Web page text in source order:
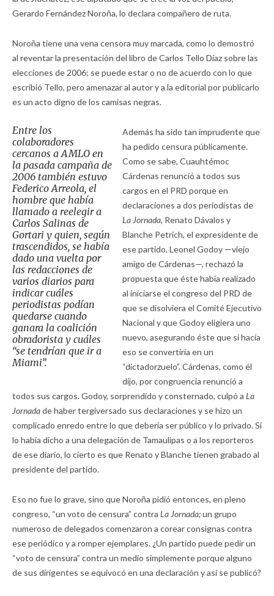
Gerardo Fernández Noroña, lo declara compañero de ruta.
Noroña tiene una vena censora muy marcada, como lo demostró
al reventar la presentación del libro de Carlos Tello Díaz sobre las
elecciones de 2006; se puede estar o no de acuerdo con lo que
escribió Tello, pero amenazar al autor y a la editorial por publicarlo
es un acto digno de los camisas negras.
Entre los
colaboradores
cercanos a AMLO en
la pasada campaña de
2006 también estuvo
Federico Arreola, el
hombre que había
llamado a reelegir a
Carlos Salinas de
Gortari y quien, según
trascendidos, se había
dado una vuelta por
las redacciones de
varios diarios para
indicar cuáles
periodistas podían
quedarse cuando
ganara la coalición
obradorista y cuáles
“se tendrían que ir a
Miami”.
Además ha sido tan imprudente que
ha pedido censura públicamente.
Como se sabe, Cuauhtémoc
Cárdenas renunció a todos sus
cargos en el PRD porque en
declaraciones a dos periodistas de
La Jornada, Renato Dávalos y
Blanche Petrich, el expresidente de
ese partido, Leonel Godoy —viejo
amigo de Cárdenas—, rechazó la
propuesta que éste había realizado
al iniciarse el congreso del PRD de
que se disolviera el Comité Ejecutivo
Nacional y que Godoy eligiera uno
nuevo, asegurando éste que si hacía
eso se convertiría en un
“dictadorzuelo”. Cárdenas, como él
dijo, por congruencia renunció a
todos sus cargos. Godoy, sorprendido y consternado, culpó a La
Jornadade haber tergiversado sus declaraciones y se hizo un
complicado enredo entre lo que debería ser público y lo privado. Si
lo había dicho a una delegación de Tamaulipas o a los reporteros
de ese diario, lo cierto es que Renato y Blanche tienen grabado al
presidente del partido.
Eso no fue lo grave, sino que Noroña pidió entonces, en pleno
congreso, “un voto de censura” contra La Jornada;un grupo
numeroso de delegados comenzaron a corear consignas contra
ese periódico y a romper ejemplares. ¿Un partido puede pedir un
“voto de censura” contra un medio simplemente porque alguno
de sus dirigentes se equivocó en una declaración y así se publicó?